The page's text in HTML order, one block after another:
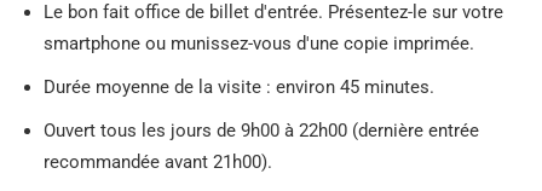
Le bon fait office de billet d'entrée. Présentez-le sur votre
smartphone ou munissez-vous d'une copie imprimée.
Durée moyenne de la visite : environ 45 minutes.
Ouvert tous les jours de 9h00 à 22h00 (dernière entrée
recommandée avant 21h00).